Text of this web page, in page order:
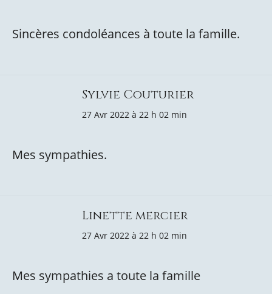
Sincères condoléances à toute la famille.
Sylvie Couturier
27 Avr 2022 à 22 h 02 min
Mes sympathies.
Linette mercier
27 Avr 2022 à 22 h 02 min
Mes sympathies a toute la famille